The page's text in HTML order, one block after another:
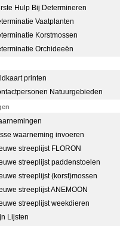
Hulp Bij Determineren
Vaatplanten
Korstmossen
Orchideeën
printen
Natuurgebieden
waarneming invoeren
streeplijst FLORON
streeplijst paddenstoelen
streeplijst (korst)mossen
streeplijst ANEMOON
streeplijst weekdieren
Lijsten